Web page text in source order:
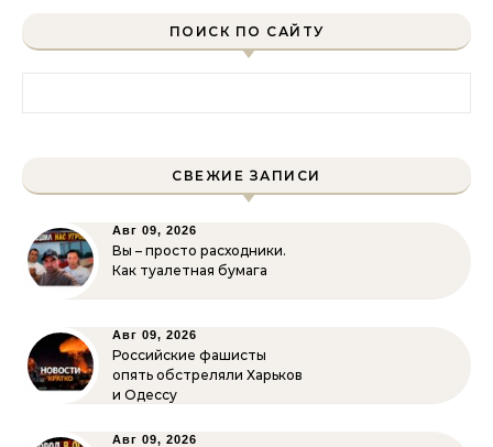
ПОИСК ПО САЙТУ
СВЕЖИЕ ЗАПИСИ
Авг 09, 2026
Вы – просто расходники.
Как туалетная бумага
Авг 09, 2026
Российские фашисты
опять обстреляли Харьков
и Одессу
Авг 09, 2026